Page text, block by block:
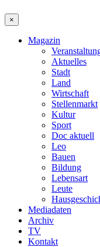
×
Magazin
Aktuelles
Stadt
Land
Wirtschaft
Stellenmarkt
Kultur
Sport
Doc aktuell
Leo
Bauen
Bildung
Lebensart
Leute
Mediadaten
Archiv
TV
Kontakt